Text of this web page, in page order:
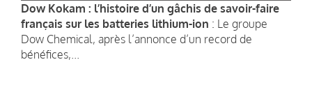
Dow Kokam : l’histoire d’un gâchis de savoir-faire
français sur les batteries lithium-ion : Le groupe
Dow Chemical, après l’annonce d’un record de
bénéfices,...